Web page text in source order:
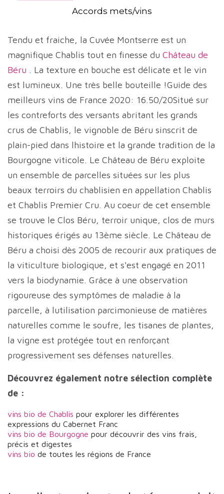
Tendu et fraiche, la Cuvée Montserre est un
magnifique Chablis tout en finesse du Château de
Béru . La texture en bouche est délicate et le vin
est lumineux. Une très belle bouteille !Guide des
meilleurs vins de France 2020: 16.50/20Situé sur
les contreforts des versants abritant les grands
crus de Chablis, le vignoble de Béru sinscrit de
plain-pied dans lhistoire et la grande tradition de la
Bourgogne viticole. Le Château de Béru exploite
un ensemble de parcelles situées sur les plus
beaux terroirs du chablisien en appellation Chablis
et Chablis Premier Cru. Au coeur de cet ensemble
se trouve le Clos Béru, terroir unique, clos de murs
historiques érigés au 13ème siècle. Le Château de
Béru a choisi dès 2005 de recourir aux pratiques de
la viticulture biologique, et s'est engagé en 2011
vers la biodynamie. Grâce à une observation
rigoureuse des symptômes de maladie à la
parcelle, à lutilisation parcimonieuse de matières
naturelles comme le soufre, les tisanes de plantes,
la vigne est protégée tout en renforçant
progressivement ses défenses naturelles.
Découvrez également notre sélection complète
de :
vins bio de Chablis pour explorer les différentes
expressions du Cabernet Franc
vins bio de Bourgogne pour découvrir des vins frais,
précis et digestes
vins bio de toutes les régions de France
Accords mets/vins